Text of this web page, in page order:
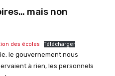
mais non
des écoles Télécharger
le gouvernement nous
à rien, les personnels